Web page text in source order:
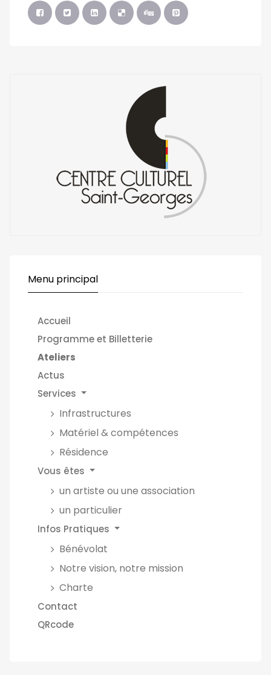
Menu principal
Accueil
Programme et Billetterie
Ateliers
Actus
Services
Infrastructures
Matériel & compétences
Résidence
Vous êtes
un artiste ou une association
un particulier
Infos Pratiques
Bénévolat
Notre vision, notre mission
Charte
Contact
QRcode